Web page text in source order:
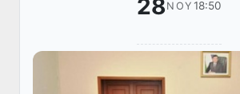
28NOY 18:50